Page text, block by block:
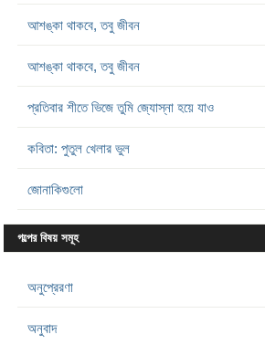
আশঙ্কা থাকবে, তবু জীবন
আশঙ্কা থাকবে, তবু জীবন
প্রতিবার শীতে ভিজে তুমি জ্যোস্না হয়ে যাও
কবিতা: পুতুল খেলার ভুল
জোনাকিগুলো
গল্পের বিষয় সমূহ
অনুপ্রেরণা
অনুবাদ